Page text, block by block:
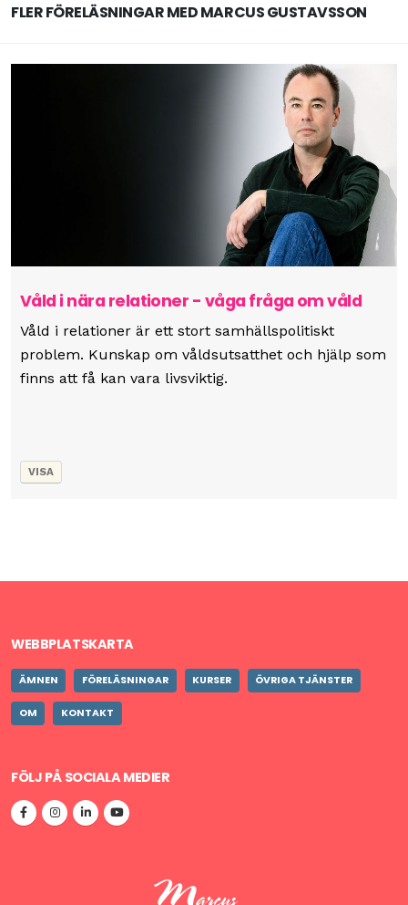
FLER FÖRELÄSNINGAR MED MARCUS GUSTAVSSON
Våld i nära relationer - våga fråga om våld
Våld i relationer är ett stort samhällspolitiskt
problem. Kunskap om våldsutsatthet och hjälp som
finns att få kan vara livsviktig.
VISA
WEBBPLATSKARTA
ÄMNEN FÖRELÄSNINGAR KURSER ÖVRIGA TJÄNSTER
OM KONTAKT
FÖLJ PÅ SOCIALA MEDIER